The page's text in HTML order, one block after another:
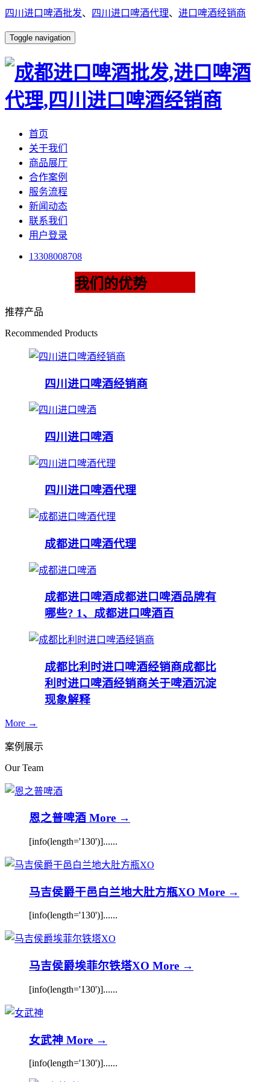
四川进口啤酒批发、 四川进口啤酒代理、 进口啤酒经销商
Toggle navigation
首页
关于我们
商品展厅
合作案例
服务流程
新闻动态
联系我们
用户登录
13308008708
我们的优势
推荐产品
Recommended Products
四川进口啤酒经销商
四川进口啤酒
四川进口啤酒代理
成都进口啤酒代理
成都进口啤酒成都进口啤酒品牌有
哪些? 1、成都进口啤酒百
成都比利时进口啤酒经销商成都比
利时进口啤酒经销商关于啤酒沉淀
现象解释
More →
案例展示
Our Team
恩之普啤酒 More →
[info(length='130')]......
马吉侯爵干邑白兰地大肚方瓶XO More →
[info(length='130')]......
马吉侯爵埃菲尔铁塔XO More →
[info(length='130')]......
女武神 More →
[info(length='130')]......